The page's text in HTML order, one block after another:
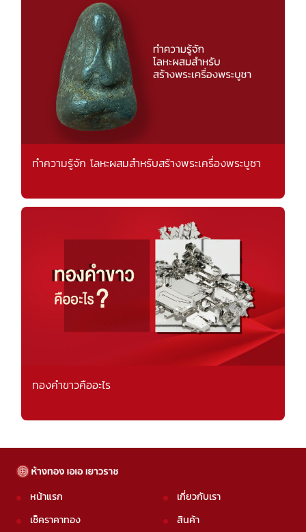
ทำความรู้จัก โลหะผสมสำหรับสร้างพระเครื่องพระบูชา
ทองคำขาวคืออะไร
หน้าแรก
เช็คราคาทอง
เกี่ยวกับเรา
สินค้า